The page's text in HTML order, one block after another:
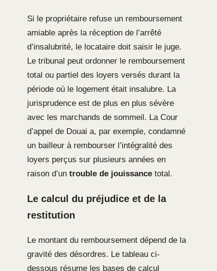
Si le propriétaire refuse un remboursement
amiable après la réception de l’arrêté
d’insalubrité, le locataire doit saisir le juge.
Le tribunal peut ordonner le remboursement
total ou partiel des loyers versés durant la
période où le logement était insalubre. La
jurisprudence est de plus en plus sévère
avec les marchands de sommeil. La Cour
d’appel de Douai a, par exemple, condamné
un bailleur à rembourser l’intégralité des
loyers perçus sur plusieurs années en
raison d’un trouble de jouissance total.
Le calcul du préjudice et de la
restitution
Le montant du remboursement dépend de la
gravité des désordres. Le tableau ci-
dessous résume les bases de calcul